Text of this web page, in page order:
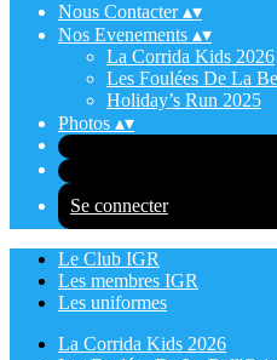
Nous Contacter▴▾
Nos Evenements ▴▾
La Corrida Kids 2026
Les Foulées De La
Holiday’s Run 2025
Photos ▴▾
Se connecter
Le Club IGR
Les membres IGR
Les uniformes
La Corrida Kids 2026